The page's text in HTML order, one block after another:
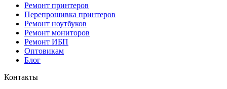
Ремонт принтеров
Перепрошивка принтеров
Ремонт ноутбуков
Ремонт мониторов
Ремонт ИБП
Оптовикам
Блог
Контакты